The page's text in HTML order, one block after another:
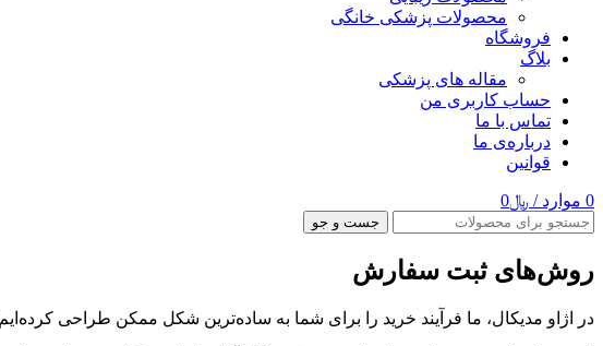
محصولات پزشکی خانگی
فروشگاه
بلاگ
مقاله های پزشکی
حساب کاربری من
تماس با ما
درباره‌ی ما
قوانین
0 موارد / ﷼0
جست و جو
روش‌های ثبت سفارش
در اژاو مدیکال، ما فرآیند خرید را برای شما به ساده‌ترین شکل ممکن طراحی کرده‌ایم